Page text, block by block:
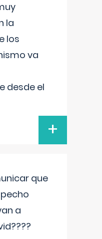
la
los
va
desde el
+
que
a